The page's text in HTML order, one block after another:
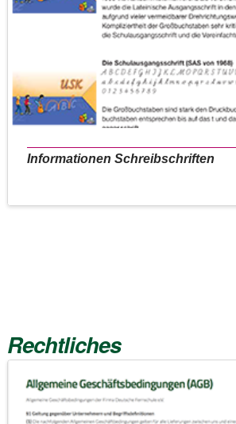
Informationen Schreibschriften
Rechtliches